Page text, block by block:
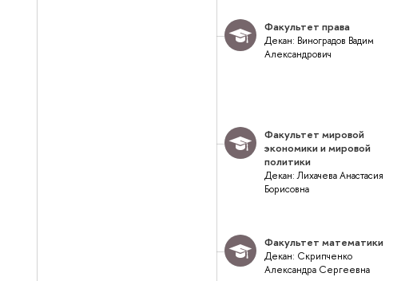
Факультет права
Декан: Виноградов Вадим
Александрович
Факультет мировой
экономики и мировой
политики
Декан: Лихачева Анастасия
Борисовна
Факультет математики
Декан: Скрипченко
Александра Сергеевна